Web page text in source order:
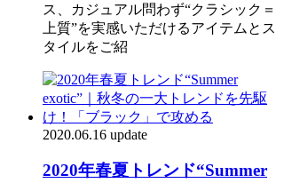
ス、カジュアル問わず“クラシック＝
上質”を実感いただけるアイテムとス
タイルをご紹
2020.06.16 update
2020年春夏トレンド“Summer